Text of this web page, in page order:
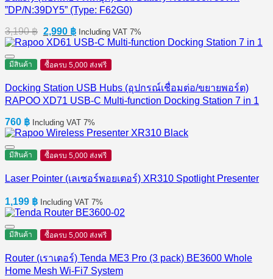
”DP/N:39DY5” (Type: F62G0)
3,190฿ Original
price
3,190 ฿.
2,990 ฿Current
price
2,990 ฿.
Including VAT 7%
มีสินค้า ซื้อครบ 5,000 ส่งฟรี
Docking Station USB Hubs (อุปกรณ์เชื่อมต่อ/ขยายพอร์ต)
RAPOO XD71 USB-C Multi-function Docking Station 7 in 1
760 ฿ Including VAT 7%
มีสินค้า ซื้อครบ 5,000 ส่งฟรี
Laser Pointer (เลเซอร์พอยเตอร์) XR310 Spotlight Presenter
1,199 ฿ Including VAT 7%
มีสินค้า ซื้อครบ 5,000 ส่งฟรี
Router (เราเตอร์) Tenda ME3 Pro (3 pack) BE3600 Whole
Home Mesh Wi-Fi7 System